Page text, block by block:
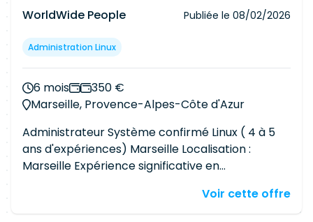
WorldWide People Publiée le 08/02/2026
Administration Linux
6 mois
350 €
Marseille, Provence-Alpes-Côte d'Azur
Administrateur Système confirmé Linux ( 4 à 5
ans d'expériences) Marseille Localisation :
Marseille Expérience significative en
probante sur des solutions antivirales,Voir cette offre